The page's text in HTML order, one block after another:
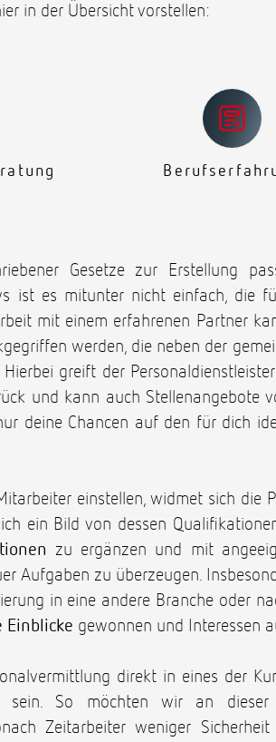
in der Übersicht vorstellen:
Gesetze zur Erstellung
ist es mitunter nicht einfach, die
mit einem erfahrenen Partner
werden, die neben der
greift der
und kann auch Stellenangebote
deine Chancen auf den für dich
einstellen, widmet sich die
ein Bild von dessen
zu ergänzen und mit
Aufgaben zu überzeugen.
in eine andere Branche oder
Einblicke gewonnen und Interessen
direkt in eines der
sein. So möchten wir an dieser
Zeitarbeiter weniger